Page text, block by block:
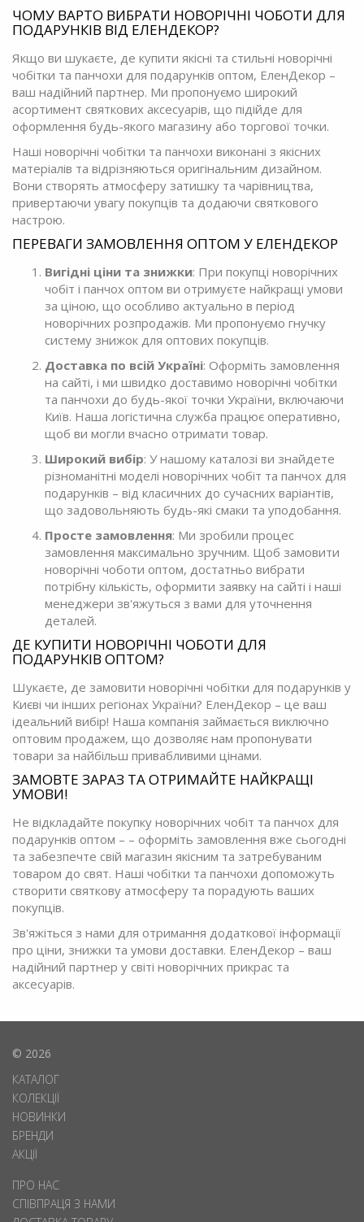
ЧОМУ ВАРТО ВИБРАТИ НОВОРІЧНІ ЧОБОТИ ДЛЯ
ПОДАРУНКІВ ВІД ЕЛЕНДЕКОР?
Якщо ви шукаєте, де купити якісні та стильні новорічні
чобітки та панчохи для подарунків оптом, ЕленДекор –
ваш надійний партнер. Ми пропонуємо широкий
асортимент святкових аксесуарів, що підійде для
оформлення будь-якого магазину або торгової точки.
Наші новорічні чобітки та панчохи виконані з якісних
матеріалів та відрізняються оригінальним дизайном.
Вони створять атмосферу затишку та чарівництва,
привертаючи увагу покупців та додаючи святкового
настрою.
ПЕРЕВАГИ ЗАМОВЛЕННЯ ОПТОМ У ЕЛЕНДЕКОР
Вигідні ціни та знижки: При покупці новорічних
чобіт і панчох оптом ви отримуєте найкращі умови
за ціною, що особливо актуально в період
новорічних розпродажів. Ми пропонуємо гнучку
систему знижок для оптових покупців.
Доставка по всій Україні: Оформіть замовлення
на сайті, і ми швидко доставимо новорічні чобітки
та панчохи до будь-якої точки України, включаючи
Київ. Наша логістична служба працює оперативно,
щоб ви могли вчасно отримати товар.
Широкий вибір: У нашому каталозі ви знайдете
різноманітні моделі новорічних чобіт та панчох для
подарунків – від класичних до сучасних варіантів,
що задовольняють будь-які смаки та уподобання.
Просте замовлення: Ми зробили процес
замовлення максимально зручним. Щоб замовити
новорічні чоботи оптом, достатньо вибрати
потрібну кількість, оформити заявку на сайті і наші
менеджери зв'яжуться з вами для уточнення
деталей.
ДЕ КУПИТИ НОВОРІЧНІ ЧОБОТИ ДЛЯ
ПОДАРУНКІВ ОПТОМ?
Шукаєте, де замовити новорічні чобітки для подарунків у
Києві чи інших регіонах України? ЕленДекор – це ваш
ідеальний вибір! Наша компанія займається виключно
оптовим продажем, що дозволяє нам пропонувати
товари за найбільш привабливими цінами.
ЗАМОВТЕ ЗАРАЗ ТА ОТРИМАЙТЕ НАЙКРАЩІ
УМОВИ!
Не відкладайте покупку новорічних чобіт та панчох для
подарунків оптом – – оформіть замовлення вже сьогодні
та забезпечте свій магазин якісним та затребуваним
товаром до свят. Наші чобітки та панчохи допоможуть
створити святкову атмосферу та порадують ваших
покупців.
Зв'яжіться з нами для отримання додаткової інформації
про ціни, знижки та умови доставки. ЕленДекор – ваш
надійний партнер у світі новорічних прикрас та
аксесуарів.
© 2026
КАТАЛОГ
КОЛЕКЦІЇ
НОВИНКИ
БРЕНДИ
АКЦІЇ
ПРО НАС
СПІВПРАЦЯ З НАМИ